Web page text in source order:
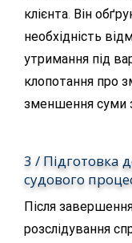
клієнта. Він
необхідність
утримання під
клопотання про
зменшення суми
3 / Підготовка
судового
Після
розслідування